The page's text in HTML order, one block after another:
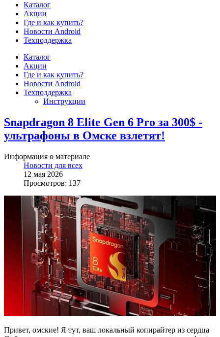
Каталог
Акции
Где и как купить?
Новости Android
Техподдержка
Каталог
Акции
Где и как купить?
Новости Android
Техподдержка
Инструкции
Snapdragon 8 Elite Gen 6 Pro за 300$ -
ультрафоны в Омске взлетят!
Информация о материале
Новости для всех
12 мая 2026
Просмотров: 137
Привет, омские! Я тут, ваш локальный копирайтер из сердца